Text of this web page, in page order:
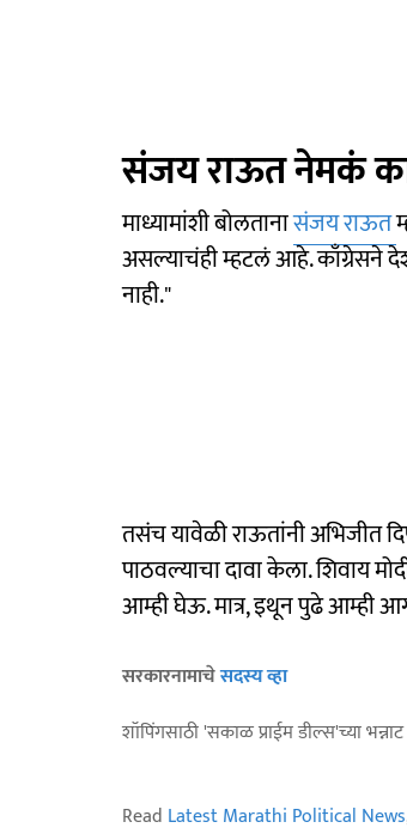
संजय राऊत नेमकं
माध्यामांशी बोलतानासंजय राऊत
असल्याचंही म्हटलं आहे. काँग्रेसने
नाही."
तसंच यावेळी राऊतांनी अभिजीत
पाठवल्याचा दावा केला. शिवाय
आम्ही घेऊ. मात्र, इथून पुढे आम्ही
सरकारनामाचेसदस्य व्हा
शॉपिंगसाठी 'सकाळ प्राईम डील्स'च्या
Read Latest Marathi Political News